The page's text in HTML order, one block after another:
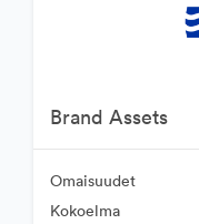
Brand Assets
Omaisuudet
Kokoelma